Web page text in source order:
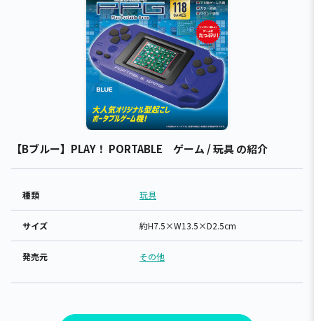
【Bブルー】PLAY！ PORTABLE ゲーム / 玩具 の紹介
種類 玩具
サイズ 約H7.5×W13.5×D2.5cm
発売元 その他